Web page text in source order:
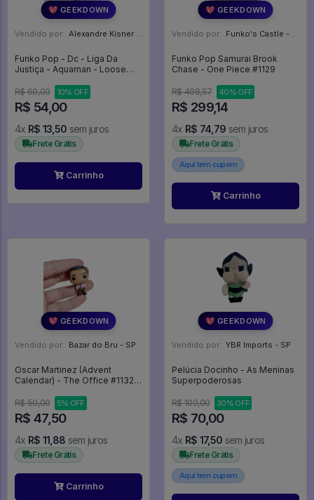
💖 GEEKDOWN
Vendido por: Alexandre Kisner - PR
Funko Pop - Dc - Liga Da
Justiça - Aquaman - Loose
#205
R$ 60,00 10% OFF
R$ 54,00
4x R$ 13,50 sem juros
Frete Grátis
Carrinho
💖 GEEKDOWN
Vendido por: Funko's Castle - SP
Funko Pop Samurai Brook
Chase - One Piece #1129
R$ 498,57 40% OFF
R$ 299,14
4x R$ 74,79 sem juros
Frete Grátis
Aqui tem cupom
Carrinho
💖 GEEKDOWN
Vendido por: Bazar do Bru - SP
Oscar Martinez (Advent
Calendar) - The Office #1132 -
R$ 50,00
5% OFF
R$ 47,50
4x R$ 11,88 sem juros
Frete Grátis
Carrinho
💖 GEEKDOWN
Vendido por: YBR Imports - SP
Pelúcia Docinho - As Meninas
Superpoderosas
R$ 100,00 30% OFF
R$ 70,00
4x R$ 17,50 sem juros
Frete Grátis
Aqui tem cupom